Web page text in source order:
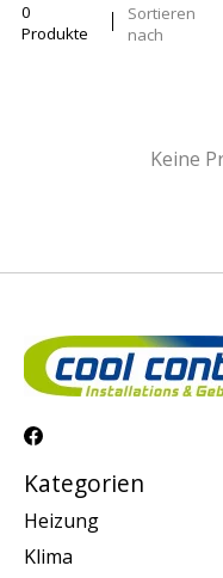
0
Produkte
Sortieren
nach
Keine
Kategorien
Heizung
Klima